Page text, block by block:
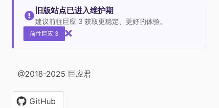
旧版站点已进入维护期
建议前往巨应 3 获取更稳定、更好的体验。
前往巨应 3
@2018-2025 巨应君
GitHub